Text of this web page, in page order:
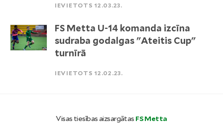
IEVIETOTS 12.03.23.
FS Metta U-14 komanda izcīna
sudraba godalgas "Ateitis Cup"
turnīrā
IEVIETOTS 12.02.23.
Visas tiesības aizsargātas FS Metta